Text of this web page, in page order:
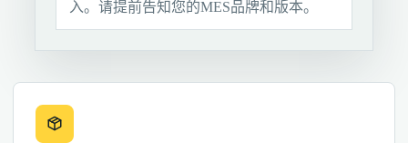
入。请提前告知您的MES品牌和版本。